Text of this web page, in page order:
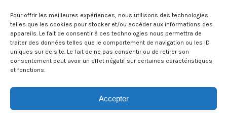
Pour offrir les meilleures expériences, nous utilisons des technologies
telles que les cookies pour stocker et/ou accéder aux informations des
appareils. Le fait de consentir à ces technologies nous permettra de
traiter des données telles que le comportement de navigation ou les ID
uniques sur ce site. Le fait de ne pas consentir ou de retirer son
consentement peut avoir un effet négatif sur certaines caractéristiques
et fonctions.
Accepter
passe une petite
← Le Son du moment –
Courtney Barnett /